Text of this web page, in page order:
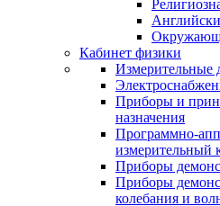
Кабинет физики
Измерительные
Приборы и
назначения
Программно-
измерительный
Приборы
Приборы
колебания и